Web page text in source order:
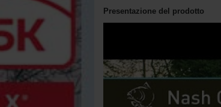
Presentazione del prodotto